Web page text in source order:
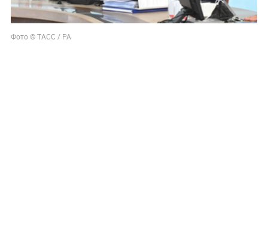
Фото © ТАСС / PA